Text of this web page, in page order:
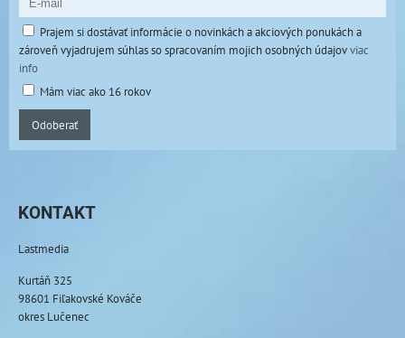
Prajem si dostávať informácie o novinkách a akciových ponukách a
zároveň vyjadrujem súhlas so spracovaním mojich osobných údajovviac
info
Mám viac ako 16 rokov
Odoberať
KONTAKT
Lastmedia
Kurtáň 325
98601 Fiľakovské Kováče
okres Lučenec